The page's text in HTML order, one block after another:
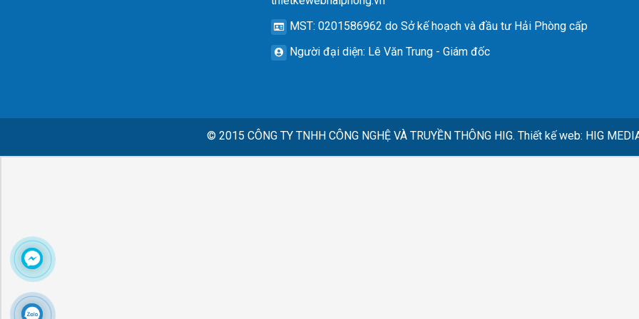
MST: 0201586962 do Sở kế hoạch và đầu tư Hải Phòng cấp
Người đại diện: Lê Văn Trung - Giám đốc
© 2015 CÔNG TY TNHH CÔNG NGHỆ VÀ TRUYỀN THÔNG HIG. Thiết kế web: HIG